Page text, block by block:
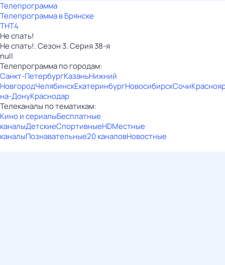
Телепрограмма
Телепрограмма в Брянске
ТНТ4
Не спать!
Не спать!. Сезон 3. Серия 38-я
null
Телепрограмма по городам:
Санкт-ПетербургКазаньНижний
НовгородЧелябинскЕкатеринбургНовосибирскСочи
на-ДонуКраснодар
Телеканалы по тематикам:
Кино и сериалыБесплатные
каналыДетскиеСпортивныеHDМестные
каналыПознавательные20 каналовНовостные